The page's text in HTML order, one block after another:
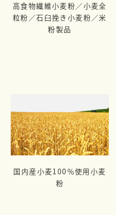
高食物繊維小麦粉／小麦全
粒粉／石臼挽き小麦粉／米
粉製品
国内産小麦100％使用小麦
粉